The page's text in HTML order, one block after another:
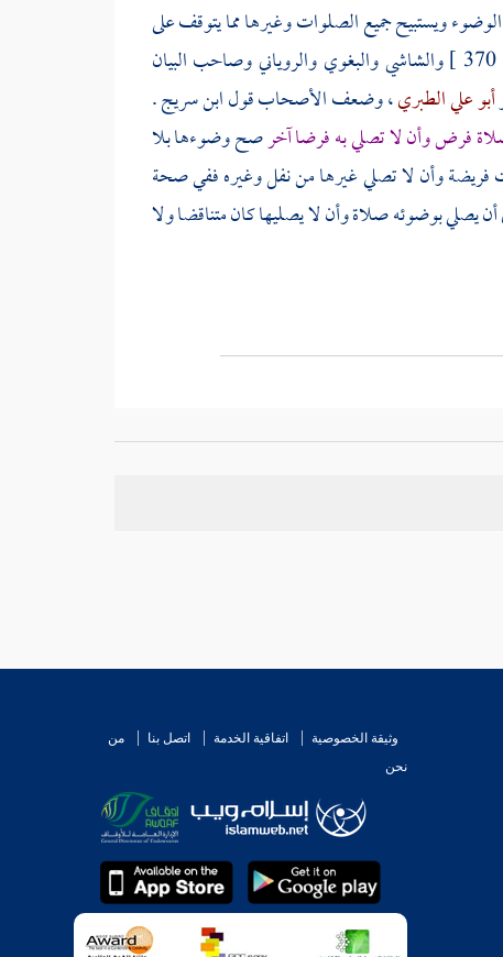
ويستبيح جميع الصلوات وغيرها مما يتوقف على
والشاشيوالبغويوالرويانيوصاحب البيان
أبو علي الطبري، وضعف الأصحاب قولابن سريج.
فرض وأن لا تصلي به فرضا آخرصح وضوءها بلا
فريضة وأن لا تصلي غيرها من نفل وغيره ففي صحة
يصلي بوضوئه صلاة وأن لا يصليها كان متناقضا ولا
وثيقة الخصوصية اتفاقية الخدمة اتصل بنا
من
نحن